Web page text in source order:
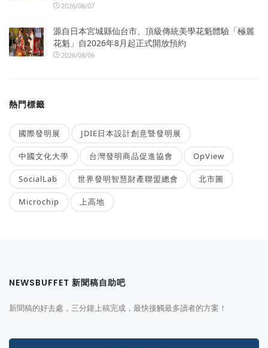
2026/08/07
源自日本宮城縣仙台市、頂級傳統美學花魁體驗「極麗
花魁」自2026年8月起正式開放預約
2026/08/06
熱門標籤
國際發明展 JDIE日本設計創意暨發明展
中國文化大學 台灣發明商品促進協會 OpView
SocialLab 世界發明智慧財產聯盟總會 北市圖
Microchip 上高地
NEWSBUFFET 新聞稿自助吧
新聞稿的好去處，三分鐘上稿完成，最快接觸最多讀者的方案！